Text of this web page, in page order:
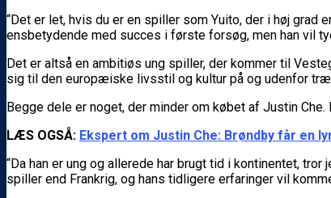
“Det er let, hvis du er en spiller som Yuito, der i høj
ensbetydende med succes i første forsøg, men han vil
Det er altså en ambitiøs ung spiller, der kommer til
sig til den europæiske livsstil og kultur på og udenfor
Begge dele er noget, der minder om købet af Justin
LÆS OGSÅ: Ekspert om Justin Che: Brøndby får en
“Da han er ung og allerede har brugt tid i kontinentet,
spiller end Frankrig, og hans tidligere erfaringer vil